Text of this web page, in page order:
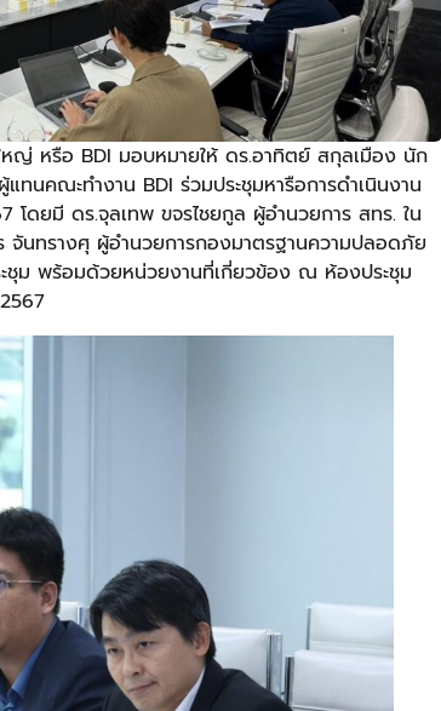
ญ่ หรือ BDI มอบหมายให้ ดร.อาทิตย์ สกุลเมือง นัก
แทนคณะทำงาน BDI ร่วมประชุมหารือการดำเนินงาน
โดยมี ดร.จุลเทพ ขจรไชยกูล ผู้อำนวยการ สทร. ใน
จันทรางศุ ผู้อำนวยการกองมาตรฐานความปลอดภัย
ะชุม พร้อมด้วยหน่วยงานที่เกี่ยวข้อง ณ ห้องประชุม